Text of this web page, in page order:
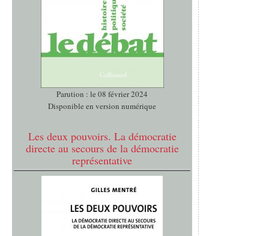
Parution : le 08 février 2024
Disponible en version numérique
Les deux pouvoirs. La démocratie
directe au secours de la démocratie
représentative